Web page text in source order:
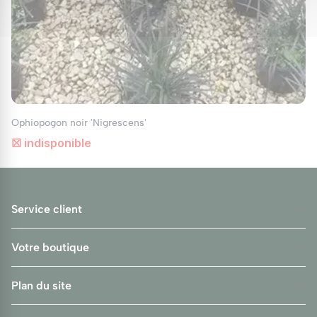
jardin :
Couvre-sol :Grâce à son feuillage dense et
persistant, l’Ophiopogon est idéal comme
couvre-sol dans les zones ombragées. Il
utilisé pour stabiliser les sols sur les pentes
douces.
Bordures :L'Ophiopogon apporte une
intéressant, surtout lorsque planté avec des
vivaces à larges feuilles ou des graminées
ornementales. Dans les massifs, il peut
servir de transition entre des plantes plus
hautes et le sol, ou être utilisé pour
Ophiopogon noir 'Nigrescens'
☒ indisponible
Service client
Votre boutique
Plan du site